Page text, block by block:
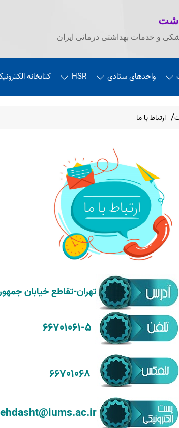
و خدمات بهداشتی درمانی ایران
واحدهای ستادی HSR کتابخانه
ارتباط با ما
تهران-تقاطع خیابان